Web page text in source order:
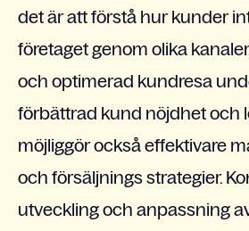
det är att förstå hur kunder
företaget genom olika
och optimerad kundresa
förbättrad kund nöjdhet och
möjliggör också effektivare
och försäljnings strategier.
utveckling och anpassning